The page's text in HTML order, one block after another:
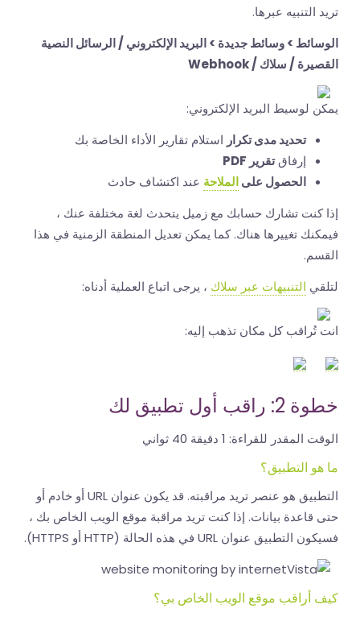
تريد التنبيه عبرها.
الوسائط > وسائط جديدة > البريد الإلكتروني / الرسائل النصية
القصيرة / سلاك / Webhook
يمكن لوسيط البريد الإلكتروني:
تحديد مدى تكرار استلام تقارير الأداء الخاصة بك
إرفاقتقرير PDF
الحصول علىالملاحة عند اكتشاف حادث
إذا كنت تشارك حسابك مع زميل يتحدث لغة مختلفة عنك ،
فيمكنك تغييرها هناك. كما يمكن تعديل المنطقة الزمنية في هذا
القسم.
لتلقي التنبيهات عبر سلاك ، يرجى اتباع العملية أدناه:
انت تُراقب كل مكان تذهب إليه:
خطوة 2: راقب أول تطبيق لك
الوقت المقدر للقراءة:
ما هو التطبيق؟
التطبيق هو عنصر تريد مراقبته. قد يكون عنوان URL أو خادم أو
حتى قاعدة بيانات. إذا كنت تريد مراقبة موقع الويب الخاص بك ،
فسيكون التطبيق عنوان URL في هذه الحالة (HTTP أو HTTPS).
كيف أراقب موقع الويب الخاص بي؟